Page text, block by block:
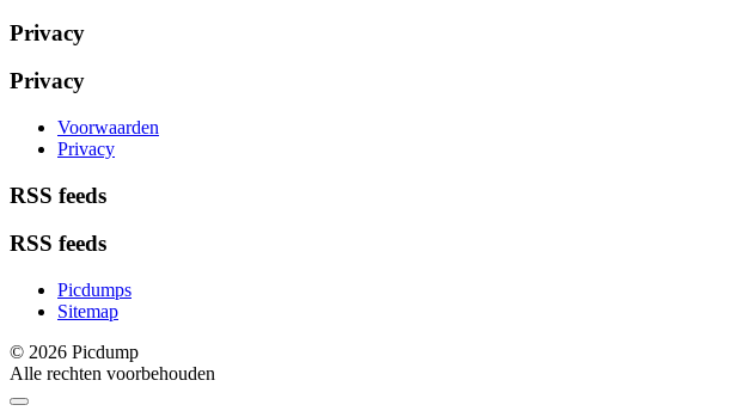
Privacy
Privacy
Voorwaarden
Privacy
RSS feeds
RSS feeds
Picdumps
Sitemap
© 2026 Picdump
Alle rechten voorbehouden